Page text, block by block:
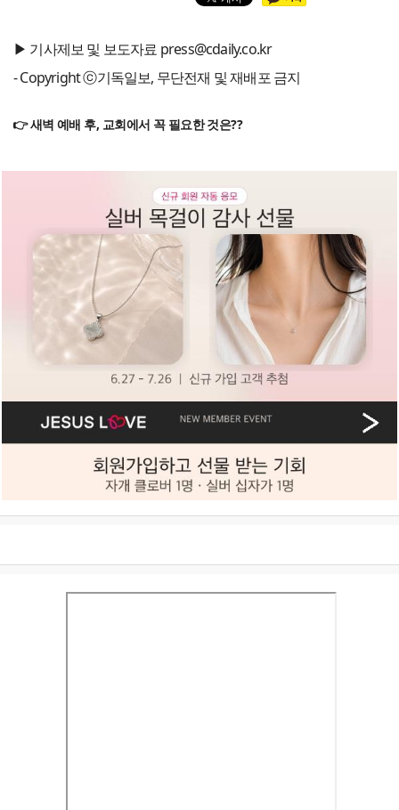
▶ 기사제보 및 보도자료 press@cdaily.co.kr
- Copyright ⓒ기독일보, 무단전재 및 재배포 금지
👉 새벽 예배 후, 교회에서 꼭 필요한 것은??